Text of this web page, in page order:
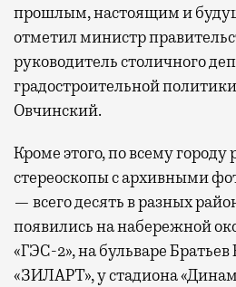
прошлым, настоящим и
отметил министр
руководитель столичного
градостроительной
Овчинский.
Кроме этого, по всему
стереоскопы с архивными
— всего десять в разных
появились на набережной
«ГЭС-2», на бульваре
«ЗИЛАРТ», у стадиона